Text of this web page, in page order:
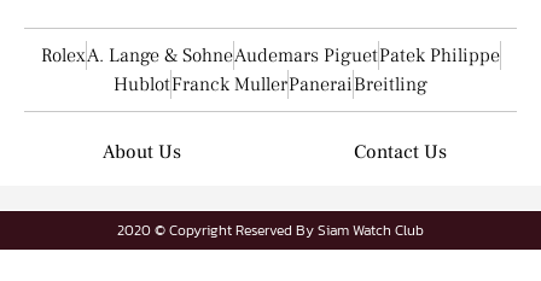
RolexA. Lange & SohneAudemars PiguetPatek Philippe
HublotFranck MullerPaneraiBreitling
About Us Contact Us
2020 © Copyright Reserved By Siam Watch Club